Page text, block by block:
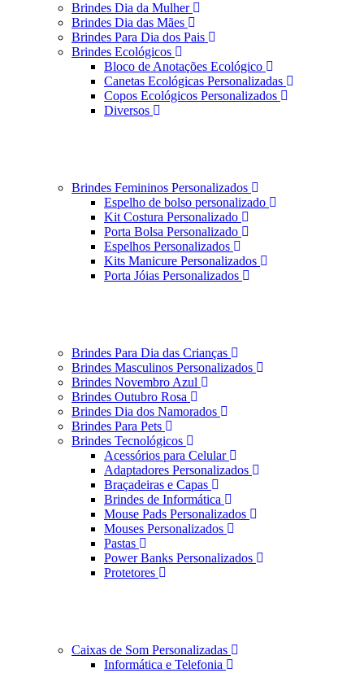
Brindes Dia da Mulher
Brindes Dia das Mães
Brindes Para Dia dos Pais
Brindes Ecológicos
Bloco de Anotações Ecológico
Canetas Ecológicas Personalizadas
Copos Ecológicos Personalizados
Diversos
Brindes Femininos Personalizados
Espelho de bolso personalizado
Kit Costura Personalizado
Porta Bolsa Personalizado
Espelhos Personalizados
Kits Manicure Personalizados
Porta Jóias Personalizados
Brindes Para Dia das Crianças
Brindes Masculinos Personalizados
Brindes Novembro Azul
Brindes Outubro Rosa
Brindes Dia dos Namorados
Brindes Para Pets
Brindes Tecnológicos
Acessórios para Celular
Adaptadores Personalizados
Braçadeiras e Capas
Brindes de Informática
Mouse Pads Personalizados
Mouses Personalizados
Pastas
Power Banks Personalizados
Protetores
Caixas de Som Personalizadas
Informática e Telefonia